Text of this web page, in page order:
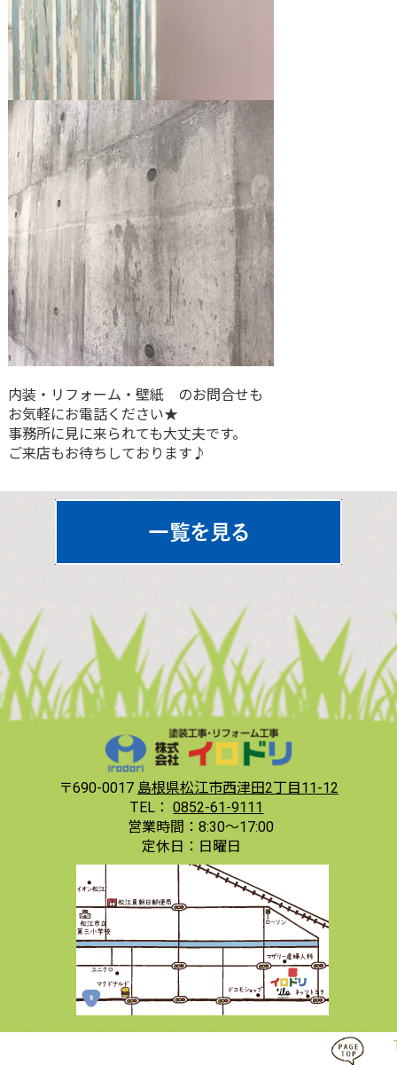
内装・リフォーム・壁紙 のお問合せも
お気軽にお電話ください★
事務所に見に来られても大丈夫です。
ご来店もお待ちしております♪
〒690-0017 島根県松江市西津田2丁目11-12
TEL： 0852-61-9111
営業時間： 8:30〜17:00
定休日： 日曜日